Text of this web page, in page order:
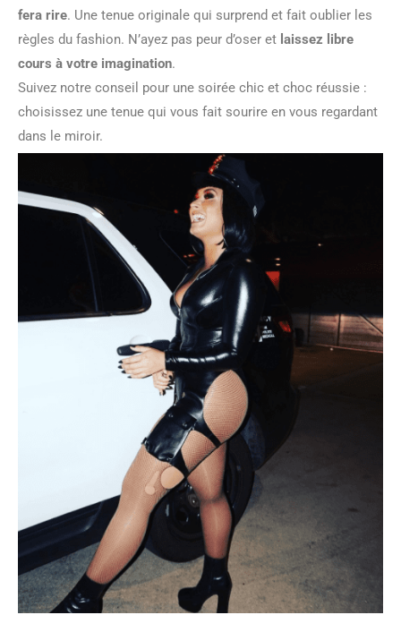
fera rire. Une tenue originale qui surprend et fait oublier les
règles du fashion. N’ayez pas peur d’oser et laissez libre
cours à votre imagination.
Suivez notre conseil pour une soirée chic et choc réussie :
choisissez une tenue qui vous fait sourire en vous regardant
dans le miroir.